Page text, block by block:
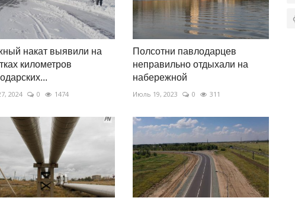
накат выявили на
километров
2024 0 1474
Полсотни павлодарцев
неправильно отдыхали на
набережной
Июль 19, 2023 0 311